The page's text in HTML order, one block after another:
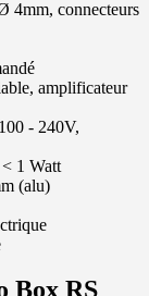
4mm, connecteurs
amplificateur
- 240V,
1 Watt
(alu)
Box RS